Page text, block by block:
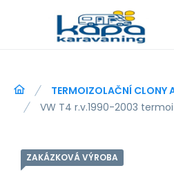
TERMOIZOLAČNÍ CLONY
VW T4 r.v.1990-2003
ZAKÁZKOVÁ VÝROBA